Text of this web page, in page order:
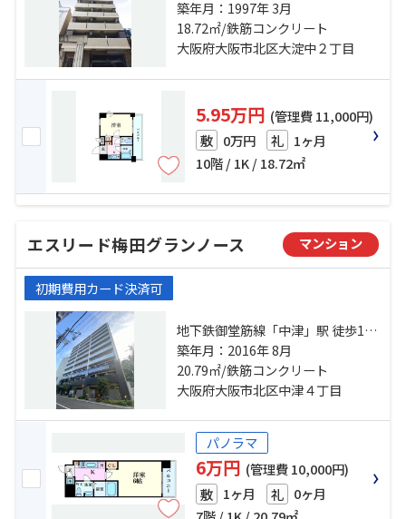
下鉄御堂筋線「梅田」駅 徒歩15分
東海道本線「大阪」駅 徒歩15分
築年月：1997年 3月
18.72㎡/鉄筋コンクリート
大阪府大阪市北区大淀中２丁目
5.95万円 (管理費 11,000円)
敷 0万円 礼 1ヶ月
10階 / 1K / 18.72㎡
エスリード梅田グランノース マンション
初期費用カード決済可
地下鉄御堂筋線「中津」駅 徒歩10
分 阪急神戸本線「中津」駅 徒歩5分
地下鉄御堂筋線「梅田」駅 徒歩19
分
築年月：2016年 8月
20.79㎡/鉄筋コンクリート
大阪府大阪市北区中津４丁目
パノラマ
6万円 (管理費 10,000円)
敷 1ヶ月 礼 0ヶ月